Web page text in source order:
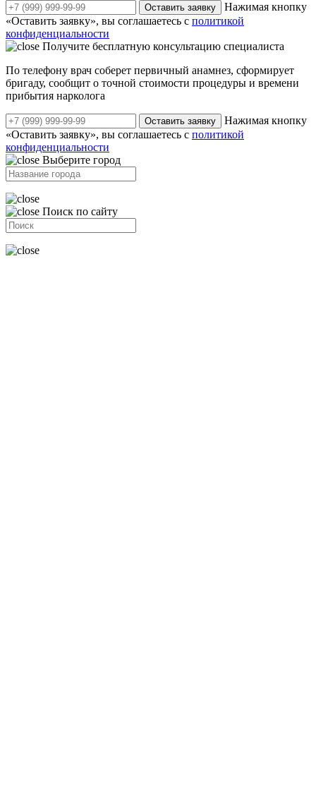
Оставить заявку
Нажимая кнопку
«Оставить заявку», вы соглашаетесь с политикой
конфиденциальности
Получите бесплатную консультацию специалиста
По телефону врач соберет первичный анамнез, сформирует
бригаду, сообщит о точной стоимости процедуры и времени
прибытия нарколога
Оставить заявку
Нажимая кнопку
«Оставить заявку», вы соглашаетесь с политикой
конфиденциальности
Выберите город
Поиск по сайту